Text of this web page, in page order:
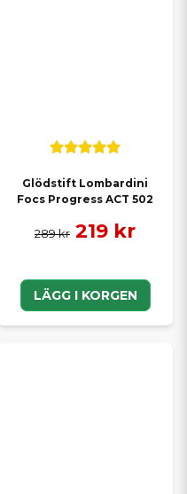
Glödstift Lombardini
Focs Progress ACT 502
289 kr 219 kr
LÄGG I KORGEN